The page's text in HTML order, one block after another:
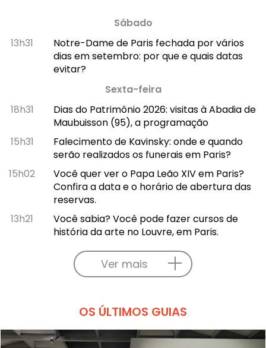
Sábado
13h31
Notre-Dame de Paris fechada por vários
dias em setembro: por que e quais datas
evitar?
Sexta-feira
18h31
Dias do Patrimônio 2026: visitas à Abadia de
Maubuisson (95), a programação
15h31
Falecimento de Kavinsky: onde e quando
serão realizados os funerais em Paris?
15h02
Você quer ver o Papa Leão XIV em Paris?
Confira a data e o horário de abertura das
reservas.
13h21
Você sabia? Você pode fazer cursos de
história da arte no Louvre, em Paris.
Ver mais
OS ÚLTIMOS GUIAS